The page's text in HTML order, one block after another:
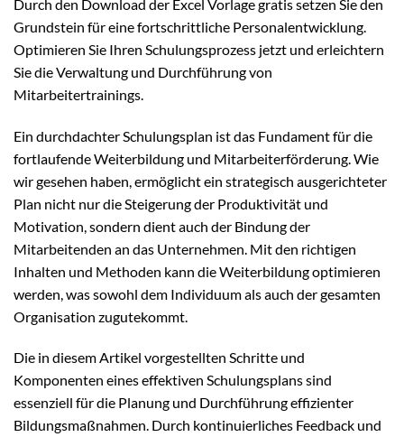
Durch den Download der Excel Vorlage gratis setzen Sie den
Grundstein für eine fortschrittliche Personalentwicklung.
Optimieren Sie Ihren Schulungsprozess jetzt und erleichtern
Sie die Verwaltung und Durchführung von
Mitarbeitertrainings.
Ein durchdachter Schulungsplan ist das Fundament für die
fortlaufende Weiterbildung und Mitarbeiterförderung. Wie
wir gesehen haben, ermöglicht ein strategisch ausgerichteter
Plan nicht nur die Steigerung der Produktivität und
Motivation, sondern dient auch der Bindung der
Mitarbeitenden an das Unternehmen. Mit den richtigen
Inhalten und Methoden kann die Weiterbildung optimieren
werden, was sowohl dem Individuum als auch der gesamten
Organisation zugutekommt.
Die in diesem Artikel vorgestellten Schritte und
Komponenten eines effektiven Schulungsplans sind
essenziell für die Planung und Durchführung effizienter
Bildungsmaßnahmen. Durch kontinuierliches Feedback und